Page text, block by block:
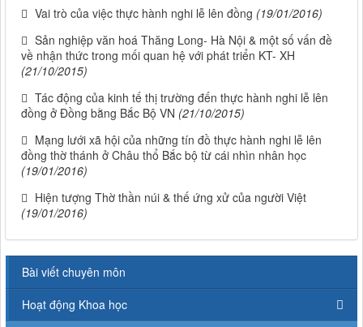
Vai trò của việc thực hành nghi lễ lên đồng (19/01/2016)
Sản nghiệp văn hoá Thăng Long- Hà Nội & một số vấn đề
về nhận thức trong mối quan hệ với phát triển KT- XH
(21/10/2015)
Tác động của kinh tế thị trường đến thực hành nghi lễ lên
đồng ở Đồng bằng Bắc Bộ VN (21/10/2015)
Mạng lưới xã hội của những tín đồ thực hành nghi lễ lên
đồng thờ thánh ở Châu thổ Bắc bộ từ cái nhìn nhân học
(19/01/2016)
Hiện tượng Thờ thần núi & thế ứng xử của người Việt
(19/01/2016)
Bài viết chuyên môn
Hoạt động Khoa học